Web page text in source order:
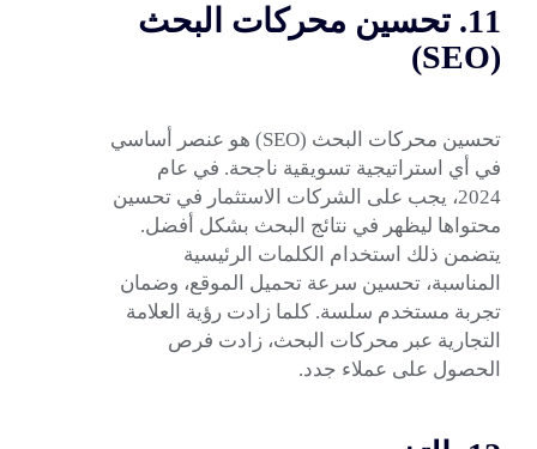
11. تحسين محركات البحث
(
SEO
)
تحسين محركات البحث (SEO) هو عنصر أساسي
في أي استراتيجية تسويقية ناجحة. في عام
2024، يجب على الشركات الاستثمار في تحسين
محتواها ليظهر في نتائج البحث بشكل أفضل.
يتضمن ذلك استخدام الكلمات الرئيسية
المناسبة، تحسين سرعة تحميل الموقع، وضمان
تجربة مستخدم سلسة. كلما زادت رؤية العلامة
التجارية عبر محركات البحث، زادت فرص
الحصول على عملاء جدد.